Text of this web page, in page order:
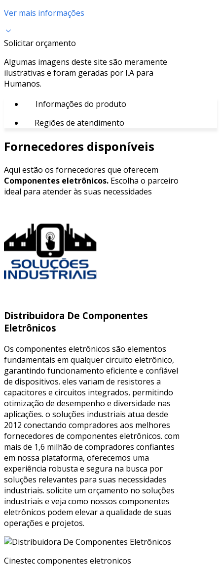
Ver mais informações
Solicitar orçamento
Algumas imagens deste site são meramente
ilustrativas e foram geradas por I.A para
Humanos.
Informações do produto
Regiões de atendimento
Fornecedores disponíveis
Aqui estão os fornecedores que oferecem
Componentes eletrônicos. Escolha o parceiro
ideal para atender às suas necessidades
Distribuidora De Componentes
Eletrônicos
Os componentes eletrônicos são elementos
fundamentais em qualquer circuito eletrônico,
garantindo funcionamento eficiente e confiável
de dispositivos. eles variam de resistores a
capacitores e circuitos integrados, permitindo
otimização de desempenho e diversidade nas
aplicações. o soluções industriais atua desde
2012 conectando compradores aos melhores
fornecedores de componentes eletrônicos. com
mais de 1,6 milhão de compradores confiantes
em nossa plataforma, oferecemos uma
experiência robusta e segura na busca por
soluções relevantes para suas necessidades
industriais. solicite um orçamento no soluções
industriais e veja como nossos componentes
eletrônicos podem elevar a qualidade de suas
operações e projetos.
Cinestec componentes eletronicos